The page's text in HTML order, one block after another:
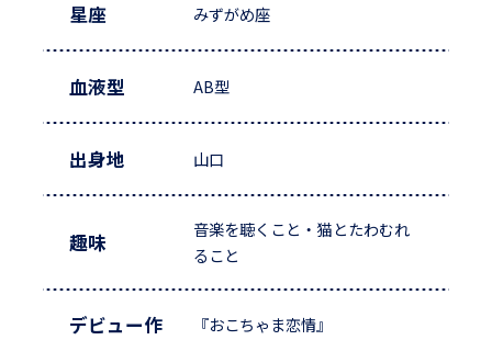
星座 みずがめ座
血液型 AB型
出身地 山口
趣味
音楽を聴くこと・猫とたわむれ
ること
デビュー作 『おこちゃま恋情』